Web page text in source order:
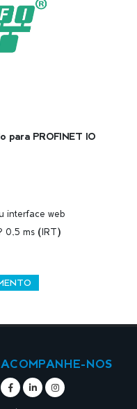
para PROFINET IO
interface web
0,5 ms (IRT)
ACOMPANHE-NOS